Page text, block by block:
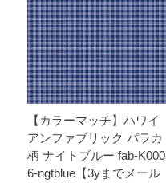
【カラーマッチ】ハワイ
アンファブリック パラカ
柄 ナイトブルー fab-K000
6-ngtblue【3yまでメール